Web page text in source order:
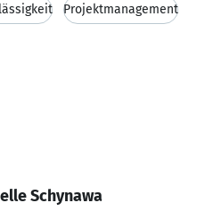
Projektmanagement
Schynawa